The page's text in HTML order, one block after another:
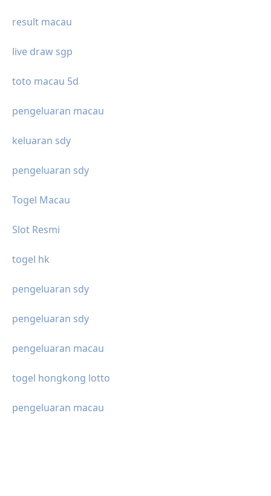
result macau
live draw sgp
toto macau 5d
pengeluaran macau
keluaran sdy
pengeluaran sdy
Togel Macau
Slot Resmi
togel hk
pengeluaran sdy
pengeluaran sdy
pengeluaran macau
togel hongkong lotto
pengeluaran macau